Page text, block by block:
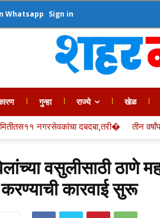
Whatsapp Sign in
गुन्हा राज्ये खेळ
दबदबा,तरी� तीन वर्षांपासून प्रलंबित असलेले
वसुलीसाठी ठाणे
कारवाई सुरू